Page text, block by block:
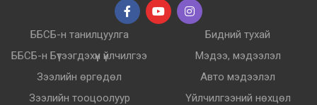
ББСБ-н танилцуулга
ББСБ-н Бүтээгдэхүүн үйлчилгээ
Зээлийн өргөдөл
Зээлийн тооцоолуур
Бидний тухай
Мэдээ, мэдээлэл
Авто мэдээлэл
Үйлчилгээний нөхцөл